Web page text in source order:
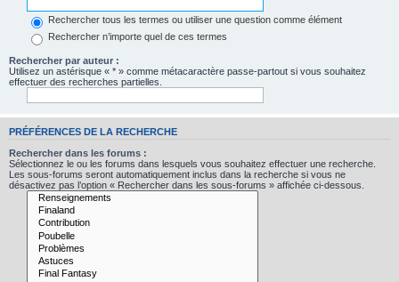
Rechercher tous les termes ou utiliser une question comme élément
Rechercher n’importe quel de ces termes
Rechercher par auteur :
Utilisez un astérisque « * » comme métacaractère passe-partout si vous souhaitez
effectuer des recherches partielles.
PRÉFÉRENCES DE LA RECHERCHE
Rechercher dans les forums :
Sélectionnez le ou les forums dans lesquels vous souhaitez effectuer une recherche.
Les sous-forums seront automatiquement inclus dans la recherche si vous ne
désactivez pas l’option « Rechercher dans les sous-forums » affichée ci-dessous.